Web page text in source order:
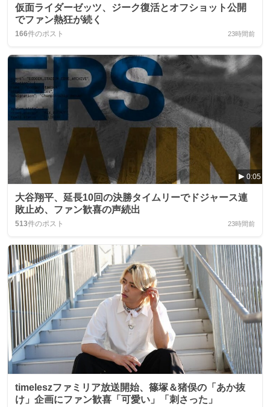
仮面ライダーゼッツ、ジーク復活とオフショット公開
でファン熱狂が続く
166件のポスト 23時間前
0:05
大谷翔平、延長10回の決勝タイムリーでドジャース連
敗止め、ファン歓喜の声続出
513件のポスト 23時間前
timeleszファミリア放送開始、篠塚＆猪俣の「あか抜
け」企画にファン歓喜「可愛い」「刺さった」